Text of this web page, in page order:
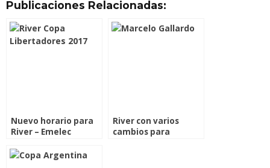
Publicaciones Relacionadas:
Nuevo horario para
River – Emelec
River con varios
cambios para